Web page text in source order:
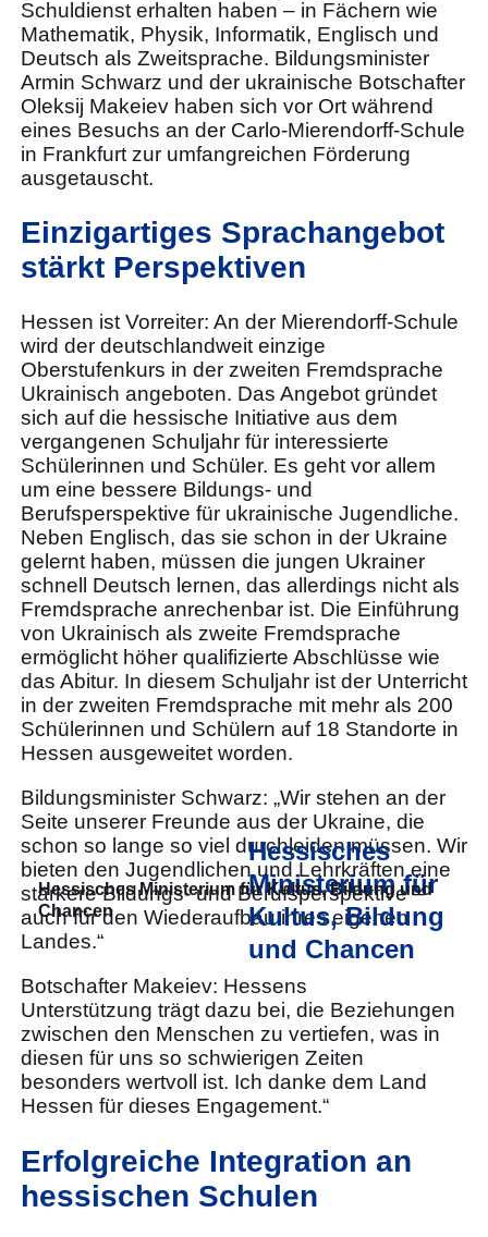
Hessisches
Ministerium für
Kultus, Bildung
und Chancen
Schuldienst erhalten haben – in Fächern wie
Mathematik, Physik, Informatik, Englisch und
Deutsch als Zweitsprache. Bildungsminister
Armin Schwarz und der ukrainische Botschafter
Oleksij Makeiev haben sich vor Ort während
eines Besuchs an der Carlo-Mierendorff-Schule
in Frankfurt zur umfangreichen Förderung
ausgetauscht.
Einzigartiges Sprachangebot
stärkt Perspektiven
Hessen ist Vorreiter: An der Mierendorff-Schule
wird der deutschlandweit einzige
Oberstufenkurs in der zweiten Fremdsprache
Ukrainisch angeboten. Das Angebot gründet
sich auf die hessische Initiative aus dem
vergangenen Schuljahr für interessierte
Schülerinnen und Schüler. Es geht vor allem
um eine bessere Bildungs- und
Berufsperspektive für ukrainische Jugendliche.
Neben Englisch, das sie schon in der Ukraine
gelernt haben, müssen die jungen Ukrainer
schnell Deutsch lernen, das allerdings nicht als
Fremdsprache anrechenbar ist. Die Einführung
von Ukrainisch als zweite Fremdsprache
ermöglicht höher qualifizierte Abschlüsse wie
das Abitur. In diesem Schuljahr ist der Unterricht
in der zweiten Fremdsprache mit mehr als 200
Schülerinnen und Schülern auf 18 Standorte in
Hessen ausgeweitet worden.
Bildungsminister Schwarz: „Wir stehen an der
Seite unserer Freunde aus der Ukraine, die
schon so lange so viel durchleiden müssen. Wir
bieten den Jugendlichen und Lehrkräften eine
stärkere Bildungs- und Berufsperspektive –
auch für den Wiederaufbau ihres eigenen
Landes.“
Botschafter Makeiev: Hessens
Unterstützung trägt dazu bei, die Beziehungen
zwischen den Menschen zu vertiefen, was in
diesen für uns so schwierigen Zeiten
besonders wertvoll ist. Ich danke dem Land
Hessen für dieses Engagement.“
Erfolgreiche Integration an
hessischen Schulen
Hessisches Ministerium für Kultus, Bildung und
Chancen